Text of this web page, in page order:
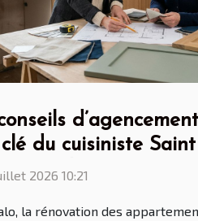
clé du cuisiniste
malouine
2026 10:21
la rénovation des